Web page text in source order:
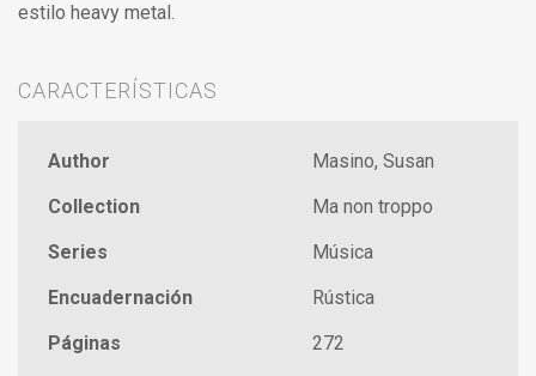
estilo heavy metal.
CARACTERÍSTICAS
Author
Masino, Susan
Collection
Ma non troppo
Series
Música
Encuadernación
Rústica
Páginas
272